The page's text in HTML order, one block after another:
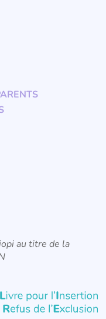
au titre de la